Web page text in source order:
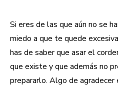
Si eres de las que aún no se
miedo a que te quede
has de saber que asar el
que existe y que además no
prepararlo. Algo de